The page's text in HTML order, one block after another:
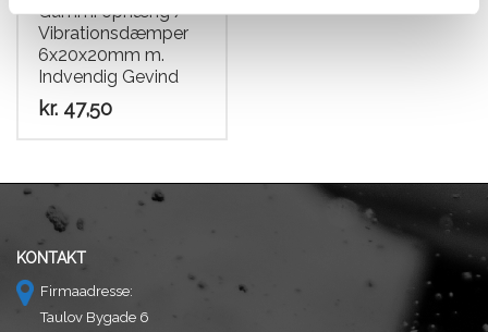
Gummi ophæng /
Vibrationsdæmper
6x20x20mm m.
Indvendig Gevind
kr. 47,50
KONTAKT
Firmaadresse:
Taulov Bygade 6